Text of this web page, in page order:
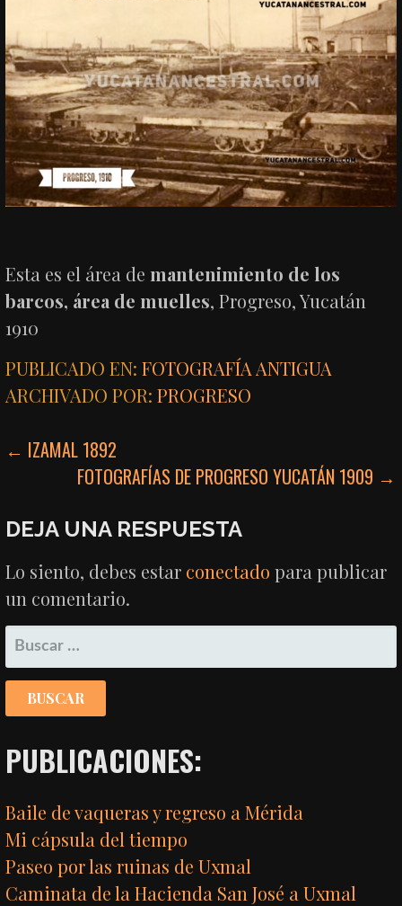
Esta es el área de mantenimiento de los
barcos, área de muelles, Progreso, Yucatán
1910
PUBLICADO EN:FOTOGRAFÍA ANTIGUA
ARCHIVADO POR:PROGRESO
NAVEGACIÓN
ENTRADAS
← IZAMAL 1892
FOTOGRAFÍAS DE PROGRESO YUCATÁN 1909 →
DEJA UNA RESPUESTA
Lo siento, debes estar conectado para publicar
un comentario.
BUSCAR:
PUBLICACIONES:
Baile de vaqueras y regreso a Mérida
Mi cápsula del tiempo
Paseo por las ruinas de Uxmal
Caminata de la Hacienda San José a Uxmal